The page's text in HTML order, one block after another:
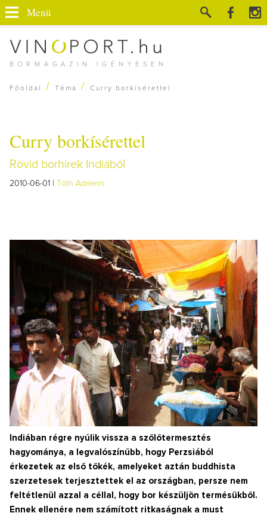
BORMAGAZIN IGÉNYESEN
Menü
Főoldal / Téma / Curry borkísérettel
Curry borkísérettel
Rövid borhírek Indiából
2010-06-01 | Tóth Adrienn
Indiában régre nyúlik vissza a szőlőtermesztés
hagyománya, a legvalószínűbb, hogy Perzsiából
érkezetek az első tőkék, amelyeket aztán buddhista
szerzetesek terjesztettek el az országban, persze nem
feltétlenül azzal a céllal, hogy bor készüljön termésükből.
Ennek ellenére nem számított ritkaságnak a must